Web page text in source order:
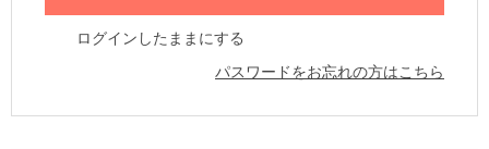
ログインしたままにする
パスワードをお忘れの方はこちら